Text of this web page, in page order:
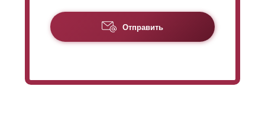
Отправить